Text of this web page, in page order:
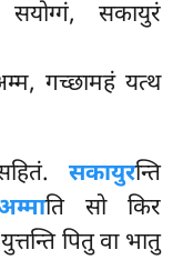
सकायुरं
गच्छामहं यत्थ
सकायुरन्ति
ति सो किर
पितु वा भातु